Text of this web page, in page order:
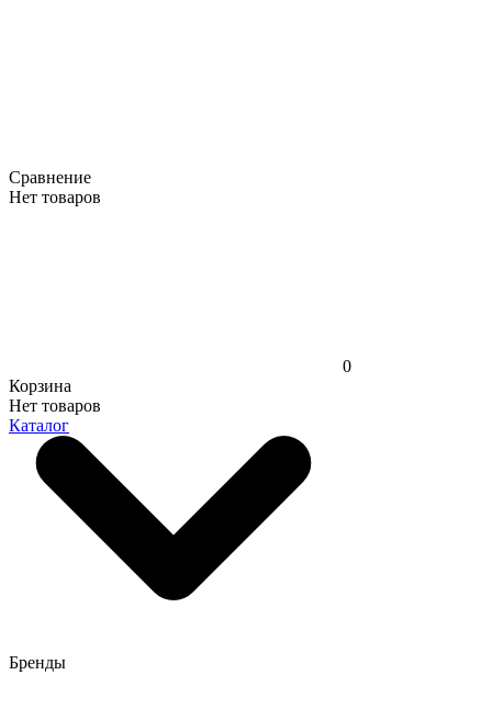
Сравнение
Нет товаров
0
Корзина
Нет товаров
Каталог
Бренды